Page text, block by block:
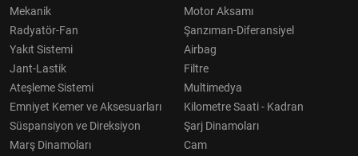
Mekanik
Motor Aksamı
Radyatör-Fan
Şanzıman-Diferansiyel
Yakıt Sistemi
Airbag
Jant-Lastik
Filtre
Ateşleme Sistemi
Multimedya
Emniyet Kemer ve Aksesuarları
Kilometre Saati - Kadran
Süspansiyon ve Direksiyon
Şarj Dinamoları
Marş Dinamoları
Cam